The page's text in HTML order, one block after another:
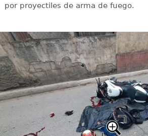
por proyectiles de arma de fuego.